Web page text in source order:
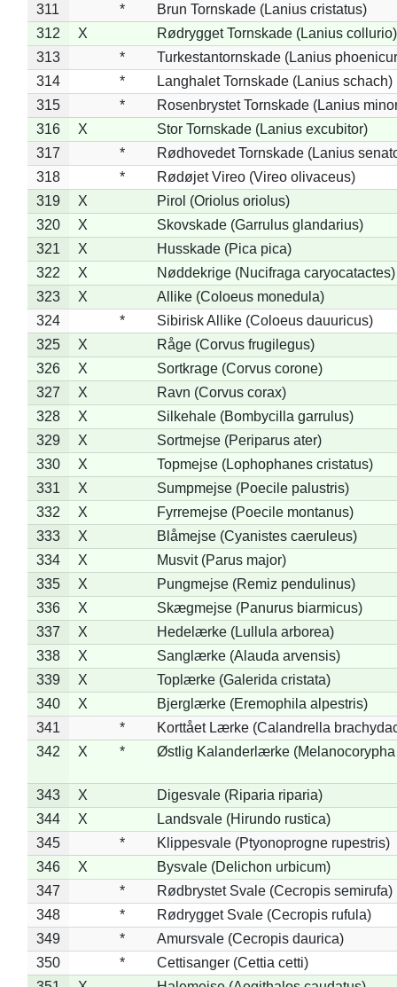
311
*
Brun Tornskade (Lanius cristatus)
312
X
Rødrygget Tornskade (Lanius collurio)
313
*
Turkestantornskade (Lanius
314
*
Langhalet Tornskade (Lanius schach)
315
*
Rosenbrystet Tornskade (Lanius
316
X
Stor Tornskade (Lanius excubitor)
317
*
Rødhovedet Tornskade (Lanius
318
*
Rødøjet Vireo (Vireo olivaceus)
319
X
Pirol (Oriolus oriolus)
320
X
Skovskade (Garrulus glandarius)
321
X
Husskade (Pica pica)
322
X
Nøddekrige (Nucifraga caryocatactes)
323
X
Allike (Coloeus monedula)
324
*
Sibirisk Allike (Coloeus dauuricus)
325
X
Råge (Corvus frugilegus)
326
X
Sortkrage (Corvus corone)
327
X
Ravn (Corvus corax)
328
X
Silkehale (Bombycilla garrulus)
329
X
Sortmejse (Periparus ater)
330
X
Topmejse (Lophophanes cristatus)
331
X
Sumpmejse (Poecile palustris)
332
X
Fyrremejse (Poecile montanus)
333
X
Blåmejse (Cyanistes caeruleus)
334
X
Musvit (Parus major)
335
X
Pungmejse (Remiz pendulinus)
336
X
Skægmejse (Panurus biarmicus)
337
X
Hedelærke (Lullula arborea)
338
X
Sanglærke (Alauda arvensis)
339
X
Toplærke (Galerida cristata)
340
X
Bjerglærke (Eremophila alpestris)
341
*
Korttået Lærke (Calandrella
342
X * Østlig Kalanderlærke (Melanocorypha
343 X
Digesvale (Riparia riparia)
344
X
Landsvale (Hirundo rustica)
345
*
Klippesvale (Ptyonoprogne rupestris)
346
X
Bysvale (Delichon urbicum)
347
*
Rødbrystet Svale (Cecropis semirufa)
348
*
Rødrygget Svale (Cecropis rufula)
349
*
Amursvale (Cecropis daurica)
350
*
Cettisanger (Cettia cetti)